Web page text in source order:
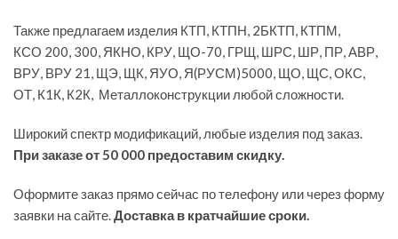
Также предлагаем изделия КТП, КТПН, 2БКТП, КТПМ,
КСО 200, 300, ЯКНО, КРУ, ЩО-70, ГРЩ, ШРС, ШР, ПР, АВР,
ВРУ, ВРУ 21, ЩЭ, ЩК, ЯУО, Я(РУСМ)5000, ЩО, ЩС, ОКС,
ОТ, К1К, К2К, Металлоконструкции любой сложности.
Широкий спектр модификаций, любые изделия под заказ.
При заказе от 50 000 предоставим скидку.
Оформите заказ прямо сейчас по телефону или через форму
заявки на сайте.Доставка в кратчайшие сроки.